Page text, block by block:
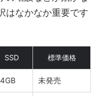
はなかなか重要です
SSD 標準価格
未発売